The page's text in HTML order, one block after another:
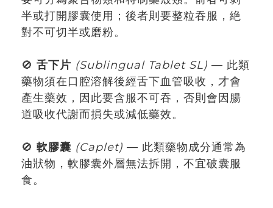
半或打開膠囊使用；後者則要整粒吞服，絶
對不可切半或磨粉。
🚫 舌下片 (Sublingual Tablet SL) — 此類
藥物須在口腔溶解後經舌下血管吸收，才會
產生藥效，因此要含服不可吞，否則會因腸
道吸收代謝而損失或減低藥效。
🚫 軟膠囊 (Caplet) — 此類藥物成分通常為
油狀物，軟膠囊外層無法拆開，不宜破囊服
食。